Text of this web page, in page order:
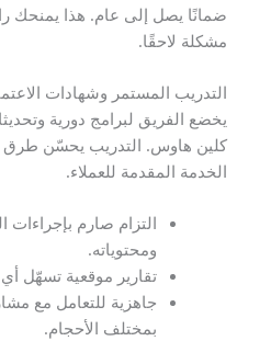
ضمانًا يصل إلى عام. هذا يمنحك
مشكلة لاحقًا.
التدريب المستمر وشهادات
يخضع الفريق لبرامج دورية
كلين هاوس. التدريب يحسّن طرق
الخدمة المقدمة للعملاء.
التزام صارم بإجراءات
ومحتوياته.
تقارير موقعية تسهّل
جاهزية للتعامل مع
بمختلف الأحجام.